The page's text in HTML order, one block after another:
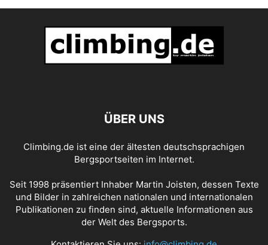
ÜBER UNS
Climbing.de ist eine der ältesten deutschsprachigen
Bergsportseiten im Internet.
Seit 1998 präsentiert Inhaber Martin Joisten, dessen Texte
und Bilder in zahlreichen nationalen und internationalen
Publikationen zu finden sind, aktuelle Informationen aus
der Welt des Bergsports.